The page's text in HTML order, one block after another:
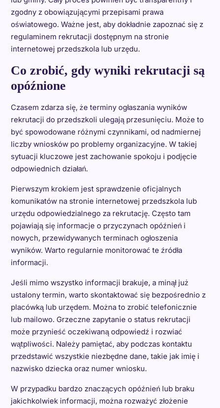
zgodny z obowiązującymi przepisami prawa
oświatowego. Ważne jest, aby dokładnie zapoznać się z
regulaminem rekrutacji dostępnym na stronie
internetowej przedszkola lub urzędu.
Co zrobić, gdy wyniki rekrutacji są
opóźnione
Czasem zdarza się, że terminy ogłaszania wyników
rekrutacji do przedszkoli ulegają przesunięciu. Może to
być spowodowane różnymi czynnikami, od nadmiernej
liczby wniosków po problemy organizacyjne. W takiej
sytuacji kluczowe jest zachowanie spokoju i podjęcie
odpowiednich działań.
Pierwszym krokiem jest sprawdzenie oficjalnych
komunikatów na stronie internetowej przedszkola lub
urzędu odpowiedzialnego za rekrutację. Często tam
pojawiają się informacje o przyczynach opóźnień i
nowych, przewidywanych terminach ogłoszenia
wyników. Warto regularnie monitorować te źródła
informacji.
Jeśli mimo wszystko informacji brakuje, a minął już
ustalony termin, warto skontaktować się bezpośrednio z
placówką lub urzędem. Można to zrobić telefonicznie
lub mailowo. Grzeczne zapytanie o status rekrutacji
może przynieść oczekiwaną odpowiedź i rozwiać
wątpliwości. Należy pamiętać, aby podczas kontaktu
przedstawić wszystkie niezbędne dane, takie jak imię i
nazwisko dziecka oraz numer wniosku.
W przypadku bardzo znaczących opóźnień lub braku
jakichkolwiek informacji, można rozważyć złożenie